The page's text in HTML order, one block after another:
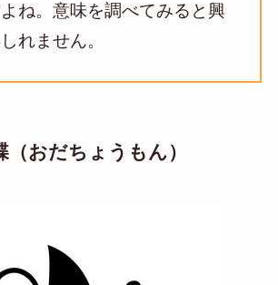
ね。意味を調べてみると興
れません。
（おだちょうもん）